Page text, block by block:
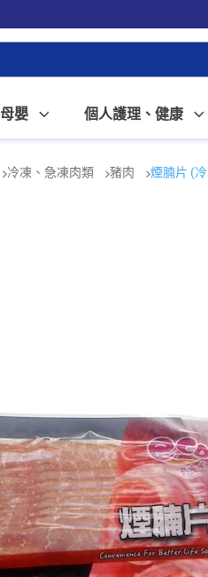
母嬰 個人護理、健康
冷凍、急凍肉類 豬肉 煙腩片 (